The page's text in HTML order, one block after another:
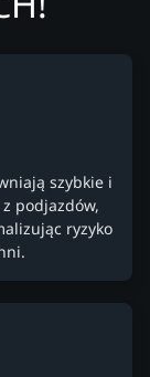
szybkie i
podjazdów,
ryzyko